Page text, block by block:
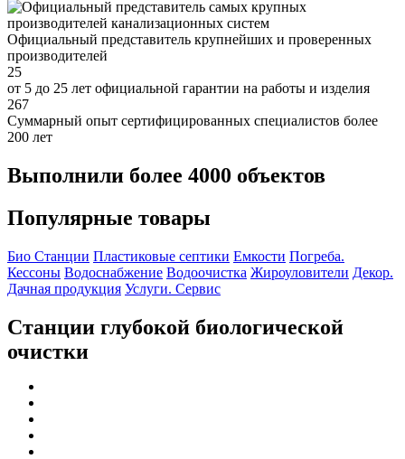
Официальный представитель крупнейших и проверенных
производителей
25
от 5 до 25 лет официальной гарантии на работы и изделия
267
Суммарный опыт сертифицированных специалистов более
200 лет
Выполнили более 4000 объектов
Популярные товары
Био Станции Пластиковые септики Емкости Погреба.
Кессоны Водоснабжение Водоочистка Жироуловители Декор.
Дачная продукция Услуги. Сервис
Станции глубокой биологической
очистки